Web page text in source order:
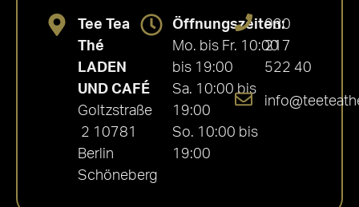
Tee Tea
Thé
LADEN
UND CAFÉ
Goltzstraße
2 10781
Berlin
Schöneberg
Öffnungszeiten:
Mo. bis Fr. 10:00
bis 19:00
Sa. 10:00 bis
19:00
So. 10:00 bis
19:00
030
217
522 40